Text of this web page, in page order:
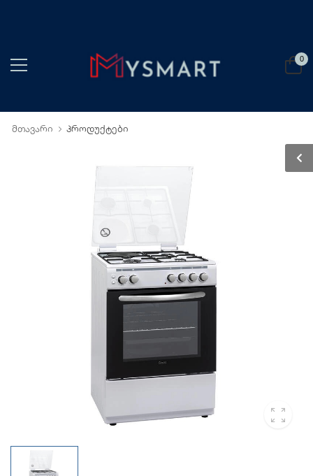
0
მთავარი პროდუქტები